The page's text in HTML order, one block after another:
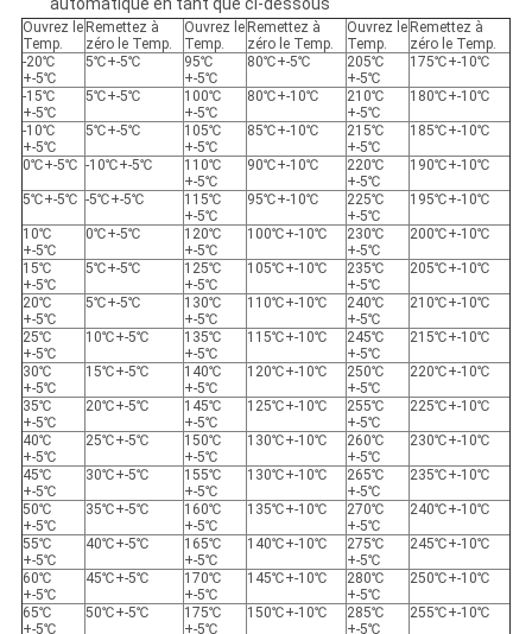
automatique en tant que ci-dessous
Ouvrez le
Temp.
Remettez à
zéro le Temp.
Ouvrez le
Temp.
Remettez à
zéro le Temp.
Ouvrez le
Temp.
Remettez à
zéro le Temp.
-20℃
+-5℃
5℃+-5℃
95℃
+-5℃
80℃+-5℃
205℃
+-5℃
175℃+-10℃
-15℃
+-5℃
5℃+-5℃
100℃
+-5℃
80℃+-10℃
210℃
+-5℃
180℃+-10℃
-10℃
+-5℃
5℃+-5℃
105℃
+-5℃
85℃+-10℃
215℃
+-5℃
185℃+-10℃
0℃+-5℃ -10℃+-5℃
110℃
+-5℃
90℃+-10℃
220℃
+-5℃
190℃+-10℃
5℃+-5℃ -5℃+-5℃
115℃
+-5℃
95℃+-10℃
225℃
+-5℃
195℃+-10℃
10℃
+-5℃
0℃+-5℃
120℃
+-5℃
100℃+-10℃
230℃
+-5℃
200℃+-10℃
15℃
+-5℃
5℃+-5℃
125℃
+-5℃
105℃+-10℃
235℃
+-5℃
205℃+-10℃
20℃
+-5℃
5℃+-5℃
130℃
+-5℃
110℃+-10℃
240℃
+-5℃
210℃+-10℃
25℃
+-5℃
10℃+-5℃
135℃
+-5℃
115℃+-10℃
245℃
+-5℃
215℃+-10℃
30℃
+-5℃
15℃+-5℃
140℃
+-5℃
120℃+-10℃
250℃
+-5℃
220℃+-10℃
35℃
+-5℃
20℃+-5℃
145℃
+-5℃
125℃+-10℃
255℃
+-5℃
225℃+-10℃
40℃
+-5℃
25℃+-5℃
150℃
+-5℃
130℃+-10℃
260℃
+-5℃
230℃+-10℃
45℃
+-5℃
30℃+-5℃
155℃
+-5℃
130℃+-10℃
265℃
+-5℃
235℃+-10℃
50℃
+-5℃
35℃+-5℃
160℃
+-5℃
135℃+-10℃
270℃
+-5℃
240℃+-10℃
55℃
+-5℃
40℃+-5℃
165℃
+-5℃
140℃+-10℃
275℃
+-5℃
245℃+-10℃
60℃
+-5℃
45℃+-5℃
170℃
+-5℃
145℃+-10℃
280℃
+-5℃
250℃+-10℃
65℃
+-5℃
50℃+-5℃
175℃
+-5℃
150℃+-10℃
285℃
+-5℃
255℃+-10℃